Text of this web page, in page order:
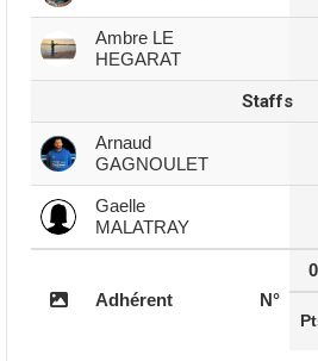
Ambre LE
HEGARAT
Staffs
Arnaud
GAGNOULET
Gaelle
MALATRAY
Adhérent N°
0